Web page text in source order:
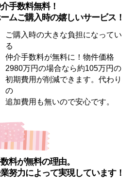
手数料無料！
ムご購入時の嬉しいサービス！
ご購入時の大きな負担になってい
る
仲介手数料が無料に！物件価格
2980万円の場合なら約105万円の
初期費用が削減できます。代わり
の
追加費用も無いので安心です。
料が無料の理由。
努力によって実現しています！